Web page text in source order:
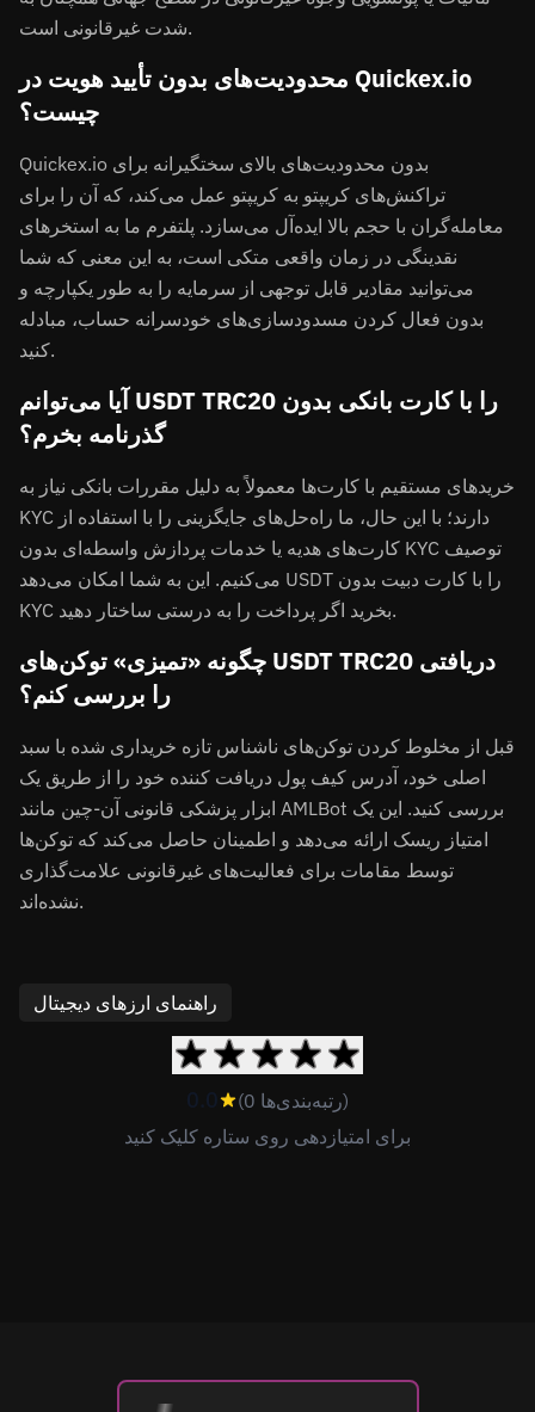
شدت غیرقانونی است.
محدودیت‌های بدون تأیید هویت در Quickex.io
چیست؟
Quickex.io بدون محدودیت‌های بالای سختگیرانه برای
تراکنش‌های کریپتو به کریپتو عمل می‌کند، که آن را برای
معامله‌گران با حجم بالا ایده‌آل می‌سازد. پلتفرم ما به استخرهای
نقدینگی در زمان واقعی متکی است، به این معنی که شما
می‌توانید مقادیر قابل توجهی از سرمایه را به طور یکپارچه و
بدون فعال کردن مسدودسازی‌های خودسرانه حساب، مبادله
کنید.
آیا می‌توانم USDT TRC20 را با کارت بانکی بدون
گذرنامه بخرم؟
خریدهای مستقیم با کارت‌ها معمولاً به دلیل مقررات بانکی نیاز به
KYC دارند؛ با این حال، ما راه‌حل‌های جایگزینی را با استفاده از
کارت‌های هدیه یا خدمات پردازش واسطه‌ای بدون KYC توصیف
می‌کنیم. این به شما امکان می‌دهد USDT را با کارت دبیت بدون
KYC بخرید اگر پرداخت را به درستی ساختار دهید.
چگونه «تمیزی» توکن‌های USDT TRC20 دریافتی
را بررسی کنم؟
قبل از مخلوط کردن توکن‌های ناشناس تازه خریداری شده با سبد
اصلی خود، آدرس کیف پول دریافت کننده خود را از طریق یک
ابزار پزشکی قانونی آن-چین مانند AMLBot بررسی کنید. این یک
امتیاز ریسک ارائه می‌دهد و اطمینان حاصل می‌کند که توکن‌ها
توسط مقامات برای فعالیت‌های غیرقانونی علامت‌گذاری
نشده‌اند.
راهنمای ارزهای دیجیتال
0.0
(0 رتبه‌بندی‌ها)
برای امتیازدهی روی ستاره کلیک کنید